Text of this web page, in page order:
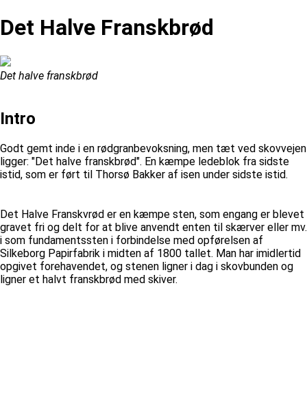
Det Halve Franskbrød
Det halve franskbrød
Intro
Godt gemt inde i en rødgranbevoksning, men tæt ved skovvejen
ligger: "Det halve franskbrød". En kæmpe ledeblok fra sidste
istid, som er ført til Thorsø Bakker af isen under sidste istid.
Det Halve Franskvrød er en kæmpe sten, som engang er blevet
gravet fri og delt for at blive anvendt enten til skærver eller mv.
i som fundamentssten i forbindelse med opførelsen af
Silkeborg Papirfabrik i midten af 1800 tallet. Man har imidlertid
opgivet forehavendet, og stenen ligner i dag i skovbunden og
ligner et halvt franskbrød med skiver.